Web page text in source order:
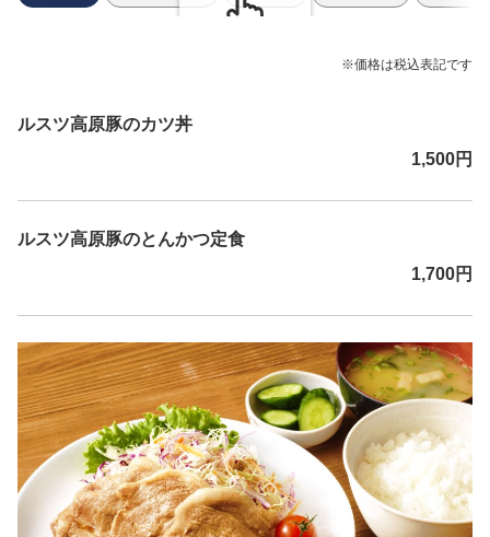
※価格は税込表記です
ルスツ高原豚のカツ丼
1,500円
ルスツ高原豚のとんかつ定食
1,700円